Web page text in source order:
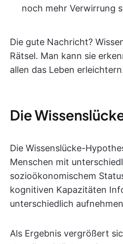
noch mehr Verwirrung
Die gute Nachricht?
Rätsel. Man kann sie
allen das Leben
Die
Die Wissenslücke-
Menschen mit
sozioökonomischem
kognitiven Kapazitäten
unterschiedlich
Als Ergebnis vergrößert